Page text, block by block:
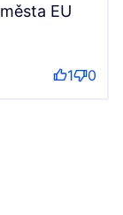
EU
1 0